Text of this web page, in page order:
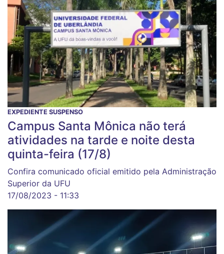
EXPEDIENTE SUSPENSO
Campus Santa Mônica não terá
atividades na tarde e noite desta
quinta-feira (17/8)
Confira comunicado oficial emitido pela Administração
Superior da UFU
17/08/2023 - 11:33